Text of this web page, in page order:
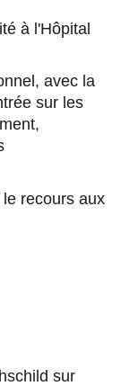
à l'Hôpital
avec la
sur les
recours aux
sur